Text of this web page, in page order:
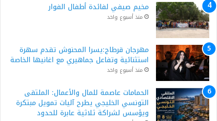
مخيم صيفي لفائدة أطفال الفوار
منذ أسبوع واحد
مهرجان قرطاج:يسرا المحنوش تقدم سهرة
استثنائية وتفاعل جماهيري مع اغانيها الخاصة
منذ أسبوع واحد
الحمامات عاصمة للمال والأعمال: الملتقى
التونسي الخليجي يطرح آليات تمويل مبتكرة
ويؤسس لشراكة ثلاثية عابرة للحدود